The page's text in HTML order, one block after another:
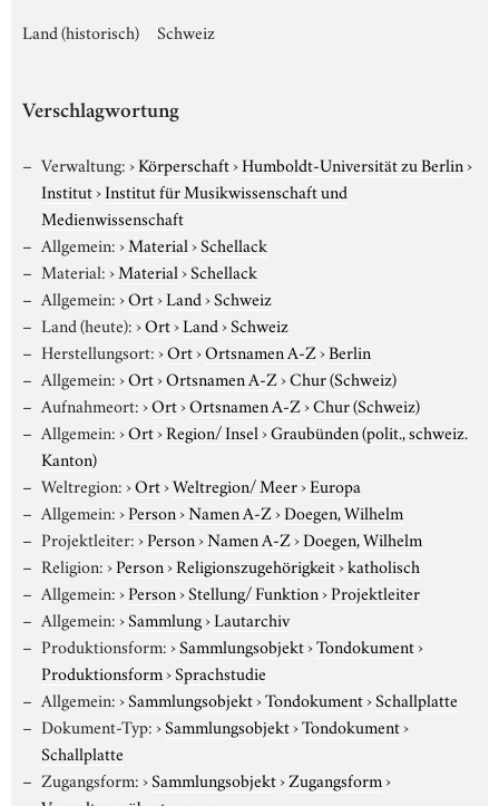
Land (historisch) Schweiz
Verschlagwortung
Verwaltung:›Körperschaft›Humboldt-Universität zu Berlin›
Institut›Institut für Musikwissenschaft und
Medienwissenschaft
Allgemein:›Material›Schellack
Material:›Material›Schellack
Allgemein:›Ort›Land›Schweiz
Land (heute):›Ort›Land›Schweiz
Herstellungsort:›Ort›Ortsnamen A-Z›Berlin
Allgemein:›Ort›Ortsnamen A-Z›Chur (Schweiz)
Aufnahmeort:›Ort›Ortsnamen A-Z›Chur (Schweiz)
Allgemein:›Ort›Region/ Insel›Graubünden (polit., schweiz.
Kanton)
Weltregion:›Ort›Weltregion/ Meer›Europa
Allgemein:›Person›Namen A-Z›Doegen, Wilhelm
Projektleiter:›Person›Namen A-Z›Doegen, Wilhelm
Religion:›Person›Religionszugehörigkeit›katholisch
Allgemein:›Person›Stellung/ Funktion›Projektleiter
Allgemein:›Sammlung›Lautarchiv
Produktionsform:›Sammlungsobjekt›Tondokument›
Produktionsform›Sprachstudie
Allgemein:›Sammlungsobjekt›Tondokument›Schallplatte
Dokument-Typ:›Sammlungsobjekt›Tondokument›
Schallplatte
Zugangsform:›Sammlungsobjekt›Zugangsform›